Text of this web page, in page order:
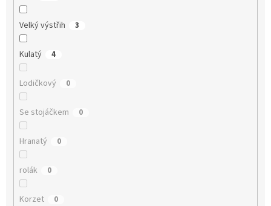
Velký výstřih 3
Kulatý 4
Lodičkový 0
Se stojáčkem 0
Hranatý 0
rolák 0
Korzet 0